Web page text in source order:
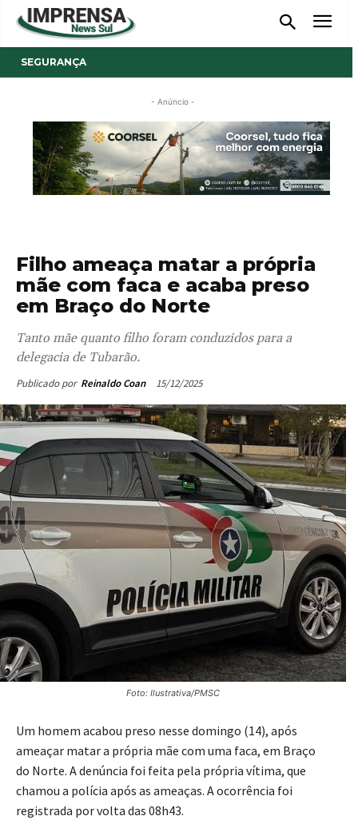
SEGURANÇA
- Anúncio -
Filho ameaça matar a própria
mãe com faca e acaba preso
em Braço do Norte
Tanto mãe quanto filho foram conduzidos para a
delegacia de Tubarão.
Publicado por Reinaldo Coan 15/12/2025
Foto: Ilustrativa/PMSC
Um homem acabou preso nesse domingo (14), após
ameaçar matar a própria mãe com uma faca, em Braço
do Norte. A denúncia foi feita pela própria vítima, que
chamou a polícia após as ameaças. A ocorrência foi
registrada por volta das 08h43.